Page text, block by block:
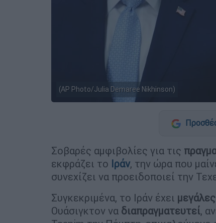
(AP Photo/Julia Demaree Nikhinson)
Σοβαρές αμφιβολίες για τις
εκφράζει το Ιράν, την ώρα που
συνεχίζει να προειδοποιεί την
Συγκεκριμένα, το Ιράν έχει
Ουάσιγκτον να διαπραγματευτεί,